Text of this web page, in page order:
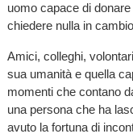
uomo capace di
chiedere nulla in
Amici, colleghi,
sua umanità e quella
momenti che contano
una persona che ha
avuto la fortuna di